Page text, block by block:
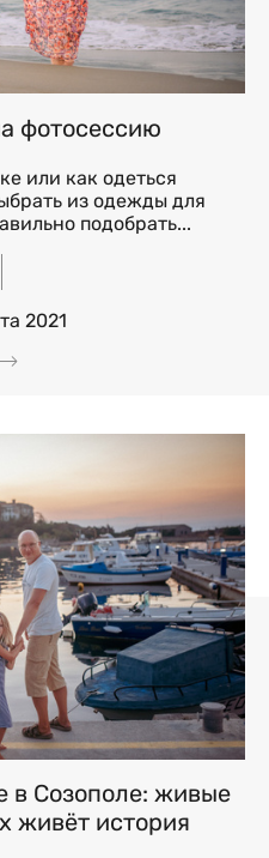
фотосессию
или как одеться
из одежды для
подобрать...
2021
в Созополе: живые
живёт история